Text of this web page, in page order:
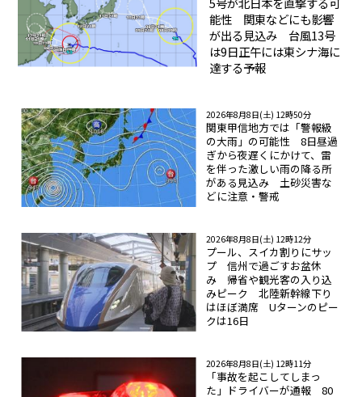
能性 関東などにも影響
が出る見込み 台風13号
は9日正午には東シナ海に
達する予報
2026年8月8日(土) 12時50分
関東甲信地方では「警報級
の大雨」の可能性 8日昼過
ぎから夜遅くにかけて、雷
を伴った激しい雨の降る所
がある見込み 土砂災害な
どに注意・警戒
2026年8月8日(土) 12時12分
プール、スイカ割りにサッ
プ 信州で過ごすお盆休
み 帰省や観光客の入り込
みピーク 北陸新幹線下り
はほぼ満席 Uターンのピー
クは16日
2026年8月8日(土) 12時11分
「事故を起こしてしまっ
た」ドライバーが通報 80